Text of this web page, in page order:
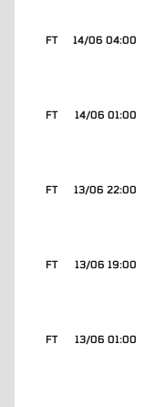
14/06 04:00
FT
14/06 01:00
FT
13/06 22:00
FT
13/06 19:00
FT
13/06 01:00
FT